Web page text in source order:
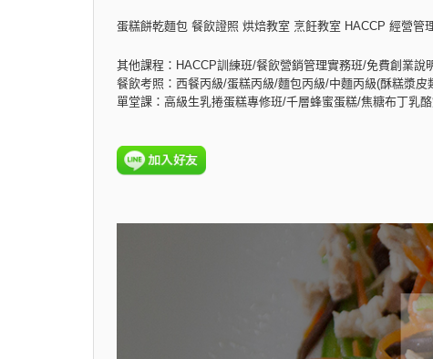
蛋糕餅乾麵包 餐飲證照 烘焙教室 烹飪教室 HACCP 經營管
其他課程：HACCP訓練班/餐飲營銷管理實務班/免費創業說
餐飲考照：西餐丙級/蛋糕丙級/麵包丙級/中麵丙級(酥糕漿
單堂課：高級生乳捲蛋糕專修班/千層蜂蜜蛋糕/焦糖布丁乳